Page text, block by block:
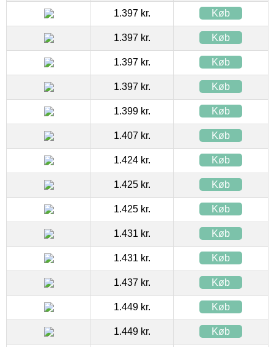
1.397 kr. Køb
1.397 kr. Køb
1.397 kr. Køb
1.397 kr. Køb
1.399 kr. Køb
1.407 kr. Køb
1.424 kr. Køb
1.425 kr. Køb
1.425 kr. Køb
1.431 kr. Køb
1.431 kr. Køb
1.437 kr. Køb
1.449 kr. Køb
1.449 kr. Køb